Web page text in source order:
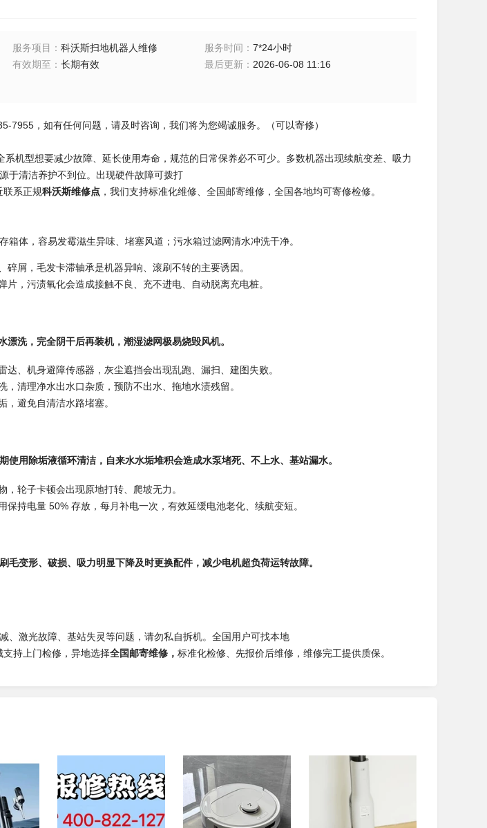
服务项目 ： 科沃斯扫地机器人维修 服务时间 ：7*24小时
有效期至 ： 长期有效 最后更新 ： 2026-06-08 11:16
7955，如有任何问题，请及时咨询，我们将为您竭诚服务。（可以寄修）
机型想要减少故障、延长使用寿命，规范的日常保养必不可少。多数机器出现续航变差、吸力
于清洁养护不到位。出现硬件故障可拨打
联系正规科沃斯维修点 ，我们支持标准化维修、全国邮寄维修，全国各地均可寄修检修。
箱体，容易发霉滋生异味、堵塞风道；污水箱过滤网清水冲洗干净。
屑，毛发卡滞轴承是机器异响、滚刷不转的主要诱因。
，污渍氧化会造成接触不良、充不进电、自动脱离充电桩。
洗，完全阴干后再装机，潮湿滤网极易烧毁风机。
、机身避障传感器，灰尘遮挡会出现乱跑、漏扫、建图失败。
清理净水出水口杂质，预防不出水、拖地水渍残留。
，避免自清洁水路堵塞。
使用除垢液循环清洁，自来水水垢堆积会造成水泵堵死、不上水、基站漏水。
轮子卡顿会出现原地打转、爬坡无力。
保持电量 50% 存放，每月补电一次，有效延缓电池老化、续航变短。
毛变形、破损、吸力明显下降及时更换配件，减少电机超负荷运转故障。
、激光故障、基站失灵等问题，请勿私自拆机。全国用户可找本地
支持上门检修，异地选择全国邮寄维修， 标准化检修、先报价后维修，维修完工提供质保。